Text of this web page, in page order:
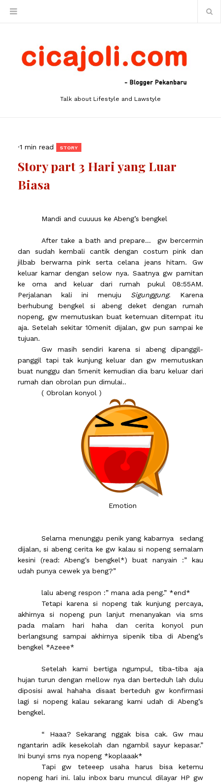
Talk about Lifestyle and Lawstyle
·1 min read STORY
Story part 3 Hari yang Luar
Biasa
Mandi and cuuuus ke Abeng’s bengkel
After take a bath and prepare… gw bercermin
dan sudah kembali cantik dengan costum pink dan
jilbab berwarna pink serta celana jeans hitam. Gw
keluar kamar dengan selow nya. Saatnya gw pamitan
ke oma and keluar dari rumah pukul 08:55AM.
Perjalanan kali ini menuju Sigunggung. Karena
berhubung bengkel si abeng deket dengan rumah
nopeng, gw memutuskan buat ketemuan ditempat itu
aja. Setelah sekitar 10menit dijalan, gw pun sampai ke
tujuan.
Gw masih sendiri karena si abeng dipanggil-
panggil tapi tak kunjung keluar dan gw memutuskan
buat nunggu dan 5menit kemudian dia baru keluar dari
rumah dan obrolan pun dimulai..
( Obrolan konyol )
Emotion
Selama menunggu penik yang kabarnya sedang
dijalan, si abeng cerita ke gw kalau si nopeng semalam
kesini (read: Abeng’s bengkel*) buat nanyain :” kau
udah punya cewek ya beng?”
lalu abeng respon :” mana ada peng.” *end*
Tetapi karena si nopeng tak kunjung percaya,
akhirnya si nopeng pun lanjut menanyakan via sms
pada malam hari haha dan cerita konyol pun
berlangsung sampai akhirnya sipenik tiba di Abeng’s
bengkel *Azeee*
Setelah kami bertiga ngumpul, tiba-tiba aja
hujan turun dengan mellow nya dan berteduh lah dulu
diposisi awal hahaha disaat berteduh gw konfirmasi
lagi si nopeng kalau sekarang kami udah di Abeng’s
bengkel.
“ Haaa? Sekarang nggak bisa cak. Gw mau
ngantarin adik kesekolah dan ngambil sayur kepasar.”
Ini bunyi sms nya nopeng *koplaaak*
Tapi gw teteeep usaha harus bisa ketemu
nopeng hari ini. lalu inbox baru muncul dilayar HP gw